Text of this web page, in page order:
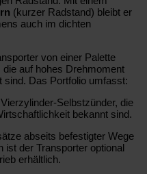
(kurzer Radstand) bleibt er
auch im dichten
von einer Palette
auf hohes Drehmoment
sind. Das Portfolio umfasst:
Selbstzünder, die
bekannt sind.
abseits befestigter Wege
ist der Transporter optional
erhältlich.